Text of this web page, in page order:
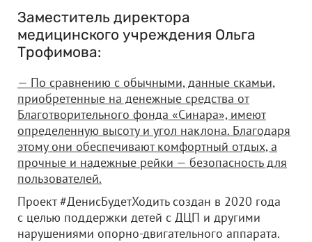
Заместитель директора
медицинского учреждения Ольга
Трофимова:
— По сравнению с обычными, данные скамьи,
приобретенные на денежные средства от
Благотворительного фонда «Синара», имеют
определенную высоту и угол наклона. Благодаря
этому они обеспечивают комфортный отдых, а
прочные и надежные рейки — безопасность для
пользователей.
Проект #ДенисБудетХодить создан в 2020 года
с целью поддержки детей с ДЦП и другими
нарушениями опорно-двигательного аппарата.